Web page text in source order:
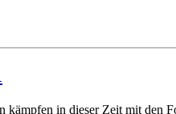
in dieser Zeit mit den